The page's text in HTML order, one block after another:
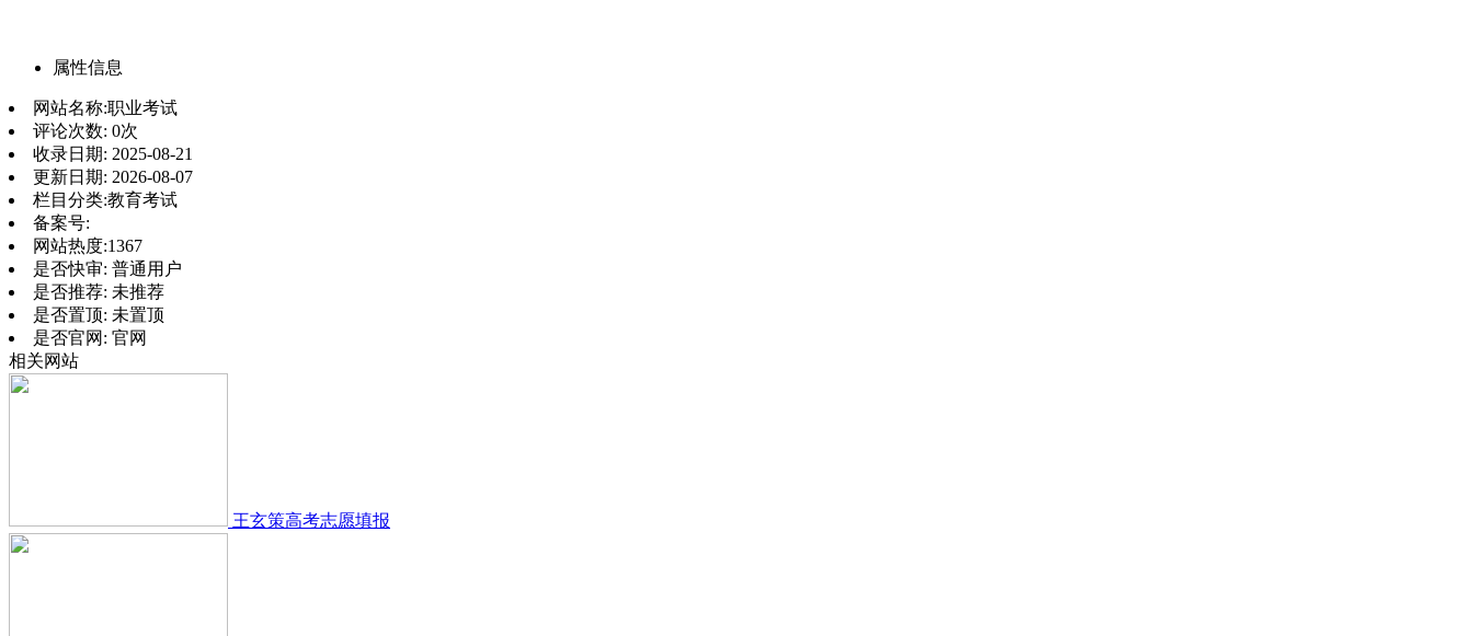
属性信息
网站名称:职业考试
评论次数: 0次
收录日期: 2025-08-21
更新日期: 2026-08-07
栏目分类:教育考试
备案号:
网站热度:1367
是否快审: 普通用户
是否推荐: 未推荐
是否置顶: 未置顶
是否官网: 官网
相关网站
王玄策高考志愿填报